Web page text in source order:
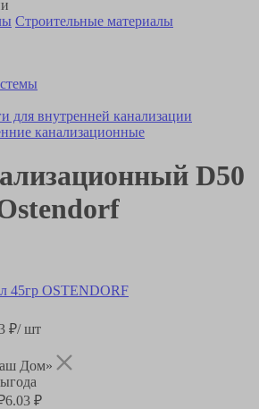
Строительные материалы
для внутренней канализации
канализационные
D50
₽/ шт
Дом»
6.03 ₽